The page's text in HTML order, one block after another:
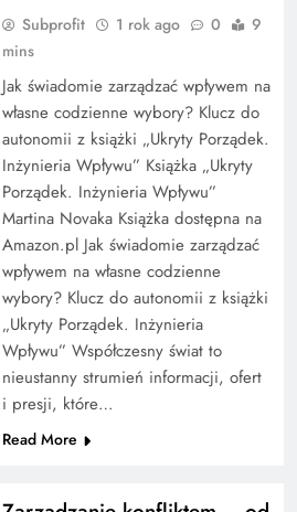
Subprofit 1 rok ago 0
9
mins
Jak świadomie zarządzać wpływem na
własne codzienne wybory? Klucz do
autonomii z książki „Ukryty Porządek.
Inżynieria Wpływu” Książka „Ukryty
Porządek. Inżynieria Wpływu”
Martina Novaka Książka dostępna na
Amazon.pl Jak świadomie zarządzać
wpływem na własne codzienne
wybory? Klucz do autonomii z książki
„Ukryty Porządek. Inżynieria
Wpływu” Współczesny świat to
nieustanny strumień informacji, ofert
i presji, które…
Read More